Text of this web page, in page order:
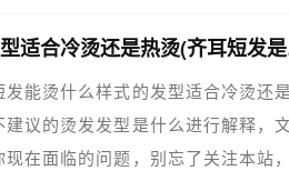
女生齐
能烫什么样式的发型适合冷烫还是
议的烫发发型是什么进行解释，
在面临的问题，别忘了关注本站，